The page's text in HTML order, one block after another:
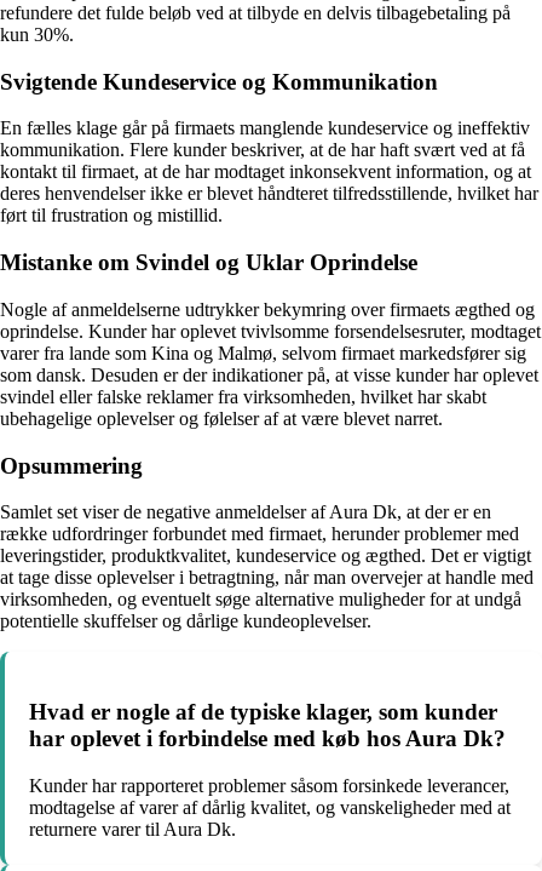
refundere det fulde beløb ved at tilbyde en delvis tilbagebetaling på
kun 30%.
Svigtende Kundeservice og Kommunikation
En fælles klage går på firmaets manglende kundeservice og ineffektiv
kommunikation. Flere kunder beskriver, at de har haft svært ved at få
kontakt til firmaet, at de har modtaget inkonsekvent information, og at
deres henvendelser ikke er blevet håndteret tilfredsstillende, hvilket har
ført til frustration og mistillid.
Mistanke om Svindel og Uklar Oprindelse
Nogle af anmeldelserne udtrykker bekymring over firmaets ægthed og
oprindelse. Kunder har oplevet tvivlsomme forsendelsesruter, modtaget
varer fra lande som Kina og Malmø, selvom firmaet markedsfører sig
som dansk. Desuden er der indikationer på, at visse kunder har oplevet
svindel eller falske reklamer fra virksomheden, hvilket har skabt
ubehagelige oplevelser og følelser af at være blevet narret.
Opsummering
Samlet set viser de negative anmeldelser af Aura Dk, at der er en
række udfordringer forbundet med firmaet, herunder problemer med
leveringstider, produktkvalitet, kundeservice og ægthed. Det er vigtigt
at tage disse oplevelser i betragtning, når man overvejer at handle med
virksomheden, og eventuelt søge alternative muligheder for at undgå
potentielle skuffelser og dårlige kundeoplevelser.
Hvad er nogle af de typiske klager, som kunder
har oplevet i forbindelse med køb hos Aura Dk?
Kunder har rapporteret problemer såsom forsinkede leverancer,
modtagelse af varer af dårlig kvalitet, og vanskeligheder med at
returnere varer til Aura Dk.